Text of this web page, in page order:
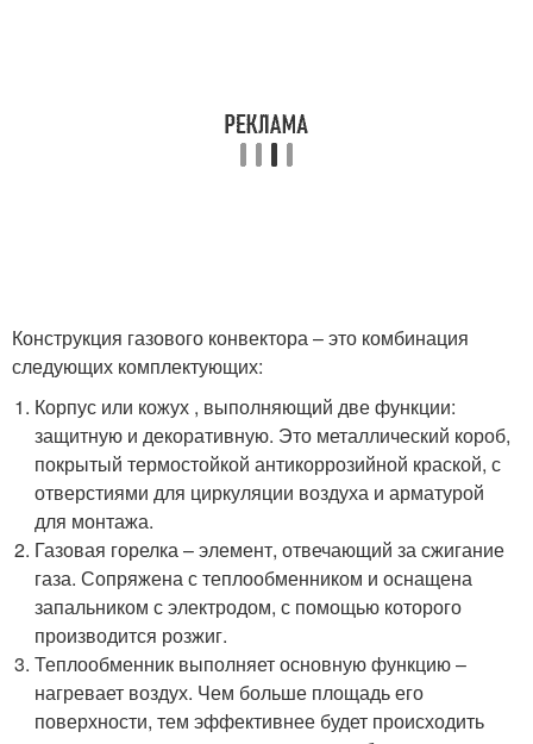
Конструкция газового конвектора – это комбинация
следующих комплектующих:
Корпус или кожух , выполняющий две функции:
защитную и декоративную. Это металлический короб,
покрытый термостойкой антикоррозийной краской, с
отверстиями для циркуляции воздуха и арматурой
для монтажа.
Газовая горелка – элемент, отвечающий за сжигание
газа. Сопряжена с теплообменником и оснащена
запальником с электродом, с помощью которого
производится розжиг.
Теплообменник выполняет основную функцию –
нагревает воздух. Чем больше площадь его
поверхности, тем эффективнее будет происходить